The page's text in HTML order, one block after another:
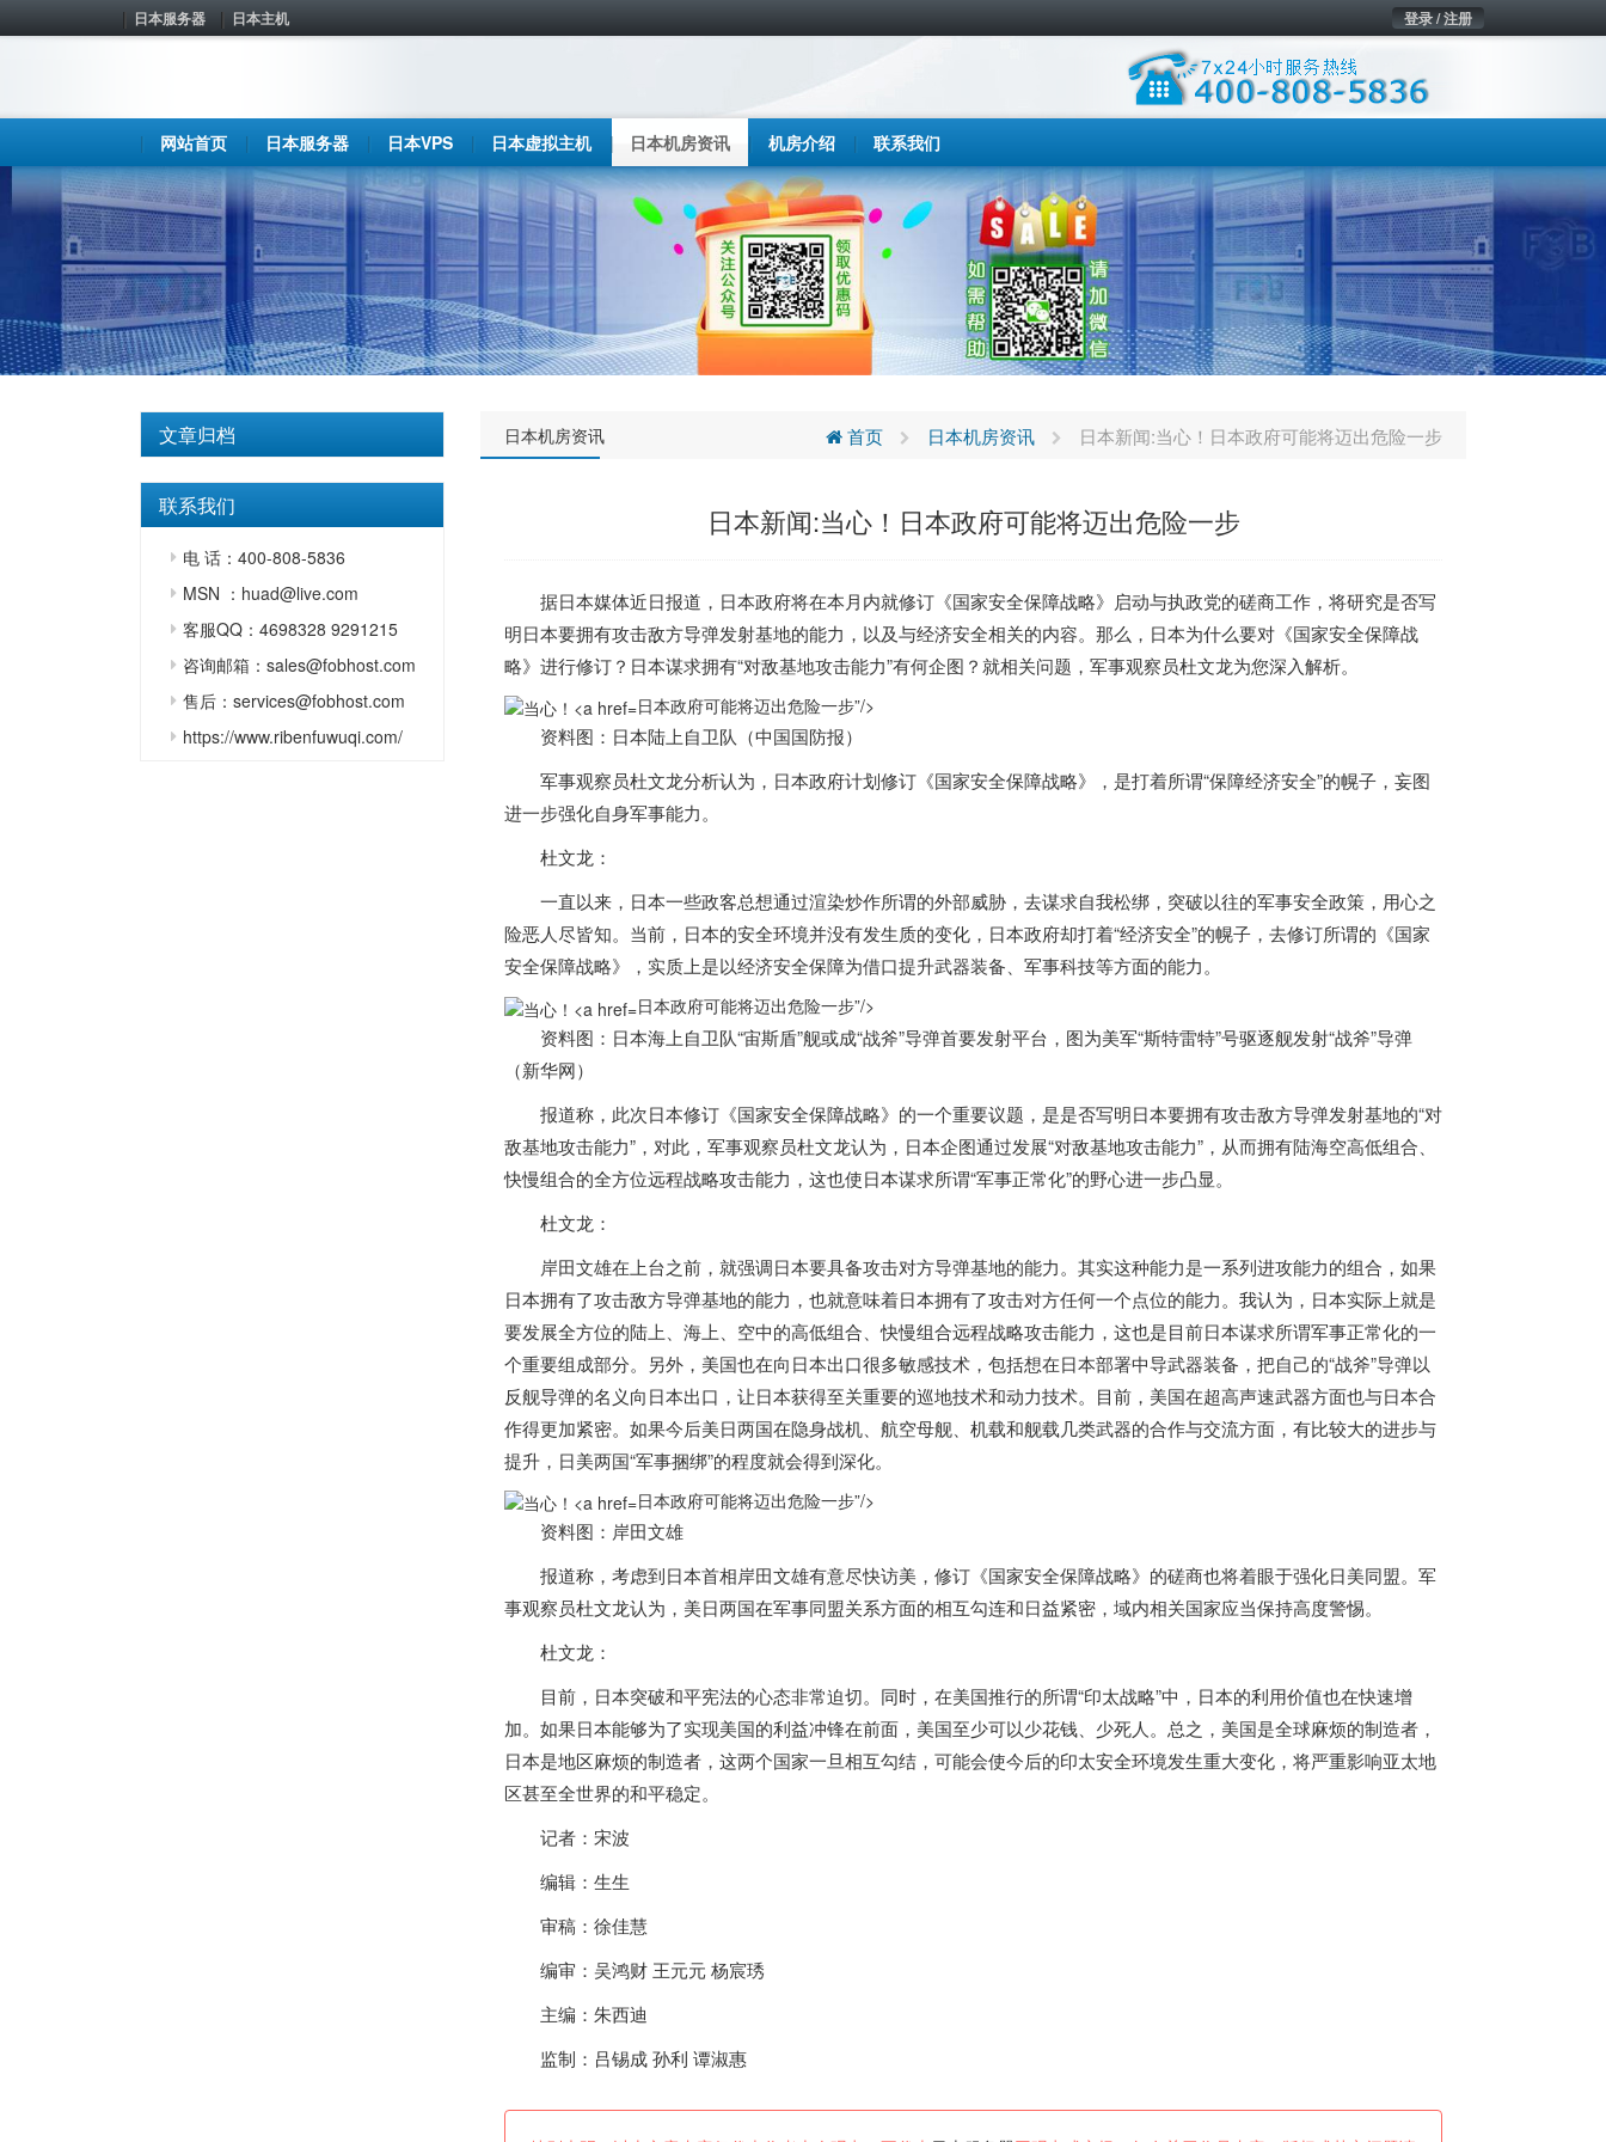
日本服务器 日本主机 登录 / 注册
网站首页 日本服务器 日本VPS 日本虚拟主机 日本机房资讯 机房介绍 联系我们
文章归档
联系我们
电 话：400-808-5836
MSN ：huad@live.com
客服QQ：4698328 9291215
咨询邮箱：sales@fobhost.com
售后：services@fobhost.com
https://www.ribenfuwuqi.com/
日本机房资讯 首页 日本机房资讯 日本新闻:当心！日本政府可能将迈出危险一步
日本新闻:当心！日本政府可能将迈出危险一步
据日本媒体近日报道， 日本政府将在本月内就修订《国家安全保障战略》启动与执政党的磋商工作，将研究是否写
明日本要拥有攻击敌方导弹发射基地的能力，以及与经济安全相关的内容。那么， 日本为什么要对《国家安全保障战
略》进行修订？ 日本谋求拥有“对敌基地攻击能力”有何企图？就相关问题，军事观察员杜文龙为您深入解析。
日本政府可能将迈出危险一步”/>
资料图： 日本陆上自卫队（中国国防报）
军事观察员杜文龙分析认为， 日本政府计划修订《国家安全保障战略》，是打着所谓“保障经济安全”的幌子，妄图
进一步强化自身军事能力。
杜文龙：
一直以来， 日本一些政客总想通过渲染炒作所谓的外部威胁，去谋求自我松绑，突破以往的军事安全政策，用心之
险恶人尽皆知。当前， 日本的安全环境并没有发生质的变化， 日本政府却打着“经济安全”的幌子，去修订所谓的《国家
安全保障战略》，实质上是以经济安全保障为借口提升武器装备、军事科技等方面的能力。
日本政府可能将迈出危险一步”/>
资料图： 日本海上自卫队“宙斯盾”舰或成“战斧”导弹首要发射平台，图为美军“斯特雷特”号驱逐舰发射“战斧”导弹
（新华网）
报道称，此次日本修订《国家安全保障战略》的一个重要议题，是是否写明日本要拥有攻击敌方导弹发射基地的“对
敌基地攻击能力”，对此，军事观察员杜文龙认为， 日本企图通过发展“对敌基地攻击能力”，从而拥有陆海空高低组合、
快慢组合的全方位远程战略攻击能力，这也使日本谋求所谓“军事正常化”的野心进一步凸显。
杜文龙：
岸田文雄在上台之前，就强调日本要具备攻击对方导弹基地的能力。其实这种能力是一系列进攻能力的组合，如果
日本拥有了攻击敌方导弹基地的能力，也就意味着日本拥有了攻击对方任何一个点位的能力。我认为， 日本实际上就是
要发展全方位的陆上、海上、空中的高低组合、快慢组合远程战略攻击能力，这也是目前日本谋求所谓军事正常化的一
个重要组成部分。另外，美国也在向日本出口很多敏感技术，包括想在日本部署中导武器装备，把自己的“战斧”导弹以
反舰导弹的名义向日本出口，让日本获得至关重要的巡地技术和动力技术。目前，美国在超高声速武器方面也与日本合
作得更加紧密。如果今后美日两国在隐身战机、航空母舰、机载和舰载几类武器的合作与交流方面，有比较大的进步与
提升，日美两国“军事捆绑”的程度就会得到深化。
日本政府可能将迈出危险一步”/>
资料图：岸田文雄
报道称，考虑到日本首相岸田文雄有意尽快访美，修订《国家安全保障战略》的磋商也将着眼于强化日美同盟。军
事观察员杜文龙认为，美日两国在军事同盟关系方面的相互勾连和日益紧密，域内相关国家应当保持高度警惕。
杜文龙：
目前， 日本突破和平宪法的心态非常迫切。同时，在美国推行的所谓“印太战略”中， 日本的利用价值也在快速增
加。如果日本能够为了实现美国的利益冲锋在前面，美国至少可以少花钱、少死人。总之，美国是全球麻烦的制造者，
日本是地区麻烦的制造者，这两个国家一旦相互勾结，可能会使今后的印太安全环境发生重大变化，将严重影响亚太地
区甚至全世界的和平稳定。
记者：宋波
编辑：生生
审稿：徐佳慧
编审：吴鸿财 王元元 杨宸琇
主编：朱西迪
监制：吕锡成 孙利 谭淑惠